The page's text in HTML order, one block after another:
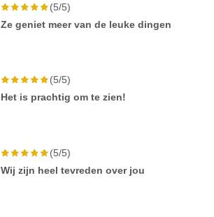
(5/5)
Ze geniet meer van de leuke dingen
(5/5)
Het is prachtig om te zien!
(5/5)
Wij zijn heel tevreden over jou